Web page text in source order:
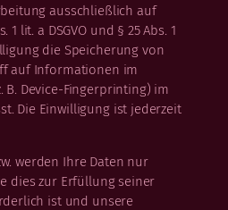
ausschließlich auf
1 lit. a DSGVO und § 25 Abs. 1
die Speicherung von
auf Informationen im
B. Device-Fingerprinting) im
Die Einwilligung ist jederzeit
werden Ihre Daten nur
dies zur Erfüllung seiner
ist und unsere